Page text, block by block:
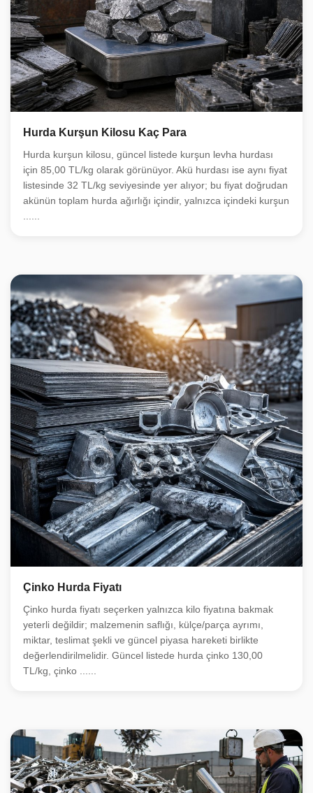
Hurda Kurşun Kilosu Kaç Para
Hurda kurşun kilosu, güncel listede kurşun levha hurdası
için 85,00 TL/kg olarak görünüyor. Akü hurdası ise aynı fiyat
listesinde 32 TL/kg seviyesinde yer alıyor; bu fiyat doğrudan
akünün toplam hurda ağırlığı içindir, yalnızca içindeki kurşun
Çinko Hurda Fiyatı
Çinko hurda fiyatı seçerken yalnızca kilo fiyatına bakmak
yeterli değildir; malzemenin saflığı, külçe/parça ayrımı,
miktar, teslimat şekli ve güncel piyasa hareketi birlikte
değerlendirilmelidir. Güncel listede hurda çinko 130,00
TL/kg, çinko ......